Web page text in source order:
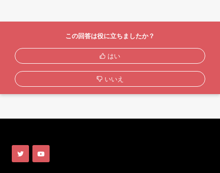
この回答は役に立ちましたか？
はい
いいえ